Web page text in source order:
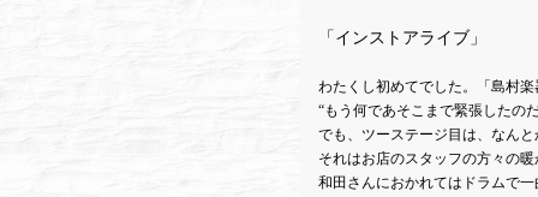
「インストアライブ」
わたくし初めてでした。「島村
“もう何であそこまで緊張したの
でも、ツーステージ目は、なん
それはお店のスタッフの方々の
和田さんにおかれてはドラムで